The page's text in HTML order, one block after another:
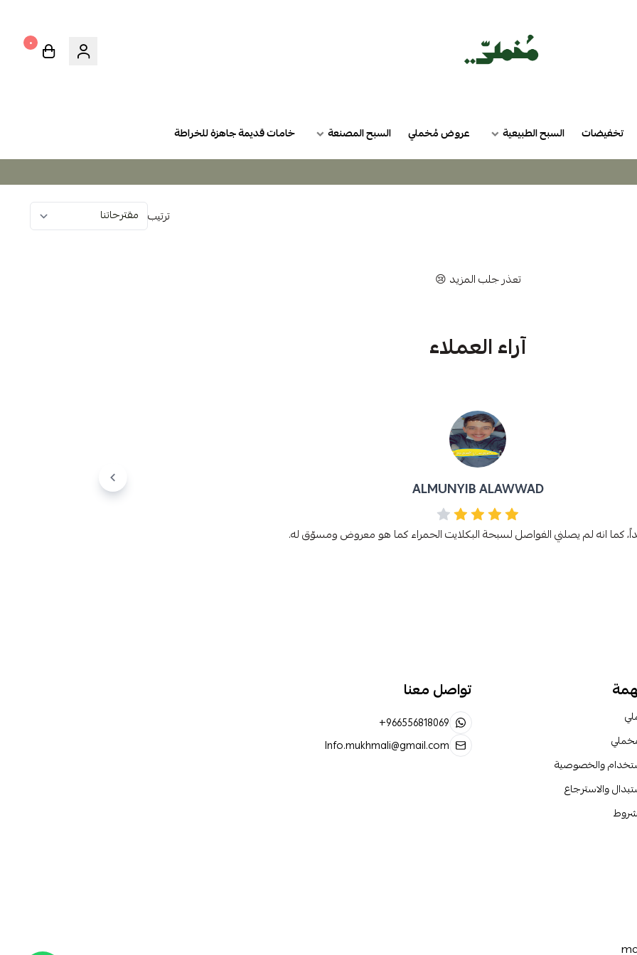
٠
تخفيضات السبح الطبيعية عروض مُخملي السبح المصنعة خامات قديمة جاهزة للخراطة
ترتيب
تعذر جلب المزيد 😢
آراء العملاء
ALMUNYIB ALAWWAD
كما انه لم يصلني الفواصل لسبحة البكلايت الحمراء كما هو معروض ومسوّق له.
والخصوصية
والاسترجاع
تواصل معنا
+966556818069
Info.mukhmali@gmail.com